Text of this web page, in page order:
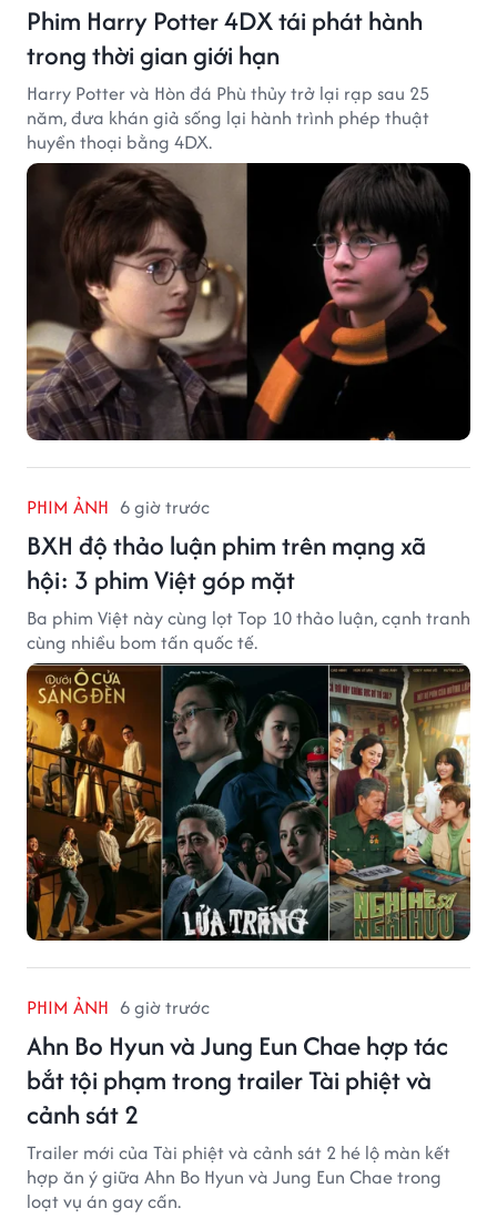
Phim Harry Potter 4DX tái phát hành
trong thời gian giới hạn
Harry Potter và Hòn đá Phù thủy trở lại rạp sau 25
năm, đưa khán giả sống lại hành trình phép thuật
huyền thoại bằng 4DX.
PHIM ẢNH 6 giờ trước
BXH độ thảo luận phim trên mạng xã
hội: 3 phim Việt góp mặt
Ba phim Việt này cùng lọt Top 10 thảo luận, cạnh tranh
cùng nhiều bom tấn quốc tế.
PHIM ẢNH 6 giờ trước
Ahn Bo Hyun và Jung Eun Chae hợp tác
bắt tội phạm trong trailer Tài phiệt và
cảnh sát 2
Trailer mới của Tài phiệt và cảnh sát 2 hé lộ màn kết
hợp ăn ý giữa Ahn Bo Hyun và Jung Eun Chae trong
loạt vụ án gay cấn.